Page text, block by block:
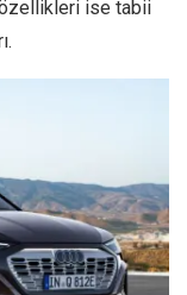
ise tabii